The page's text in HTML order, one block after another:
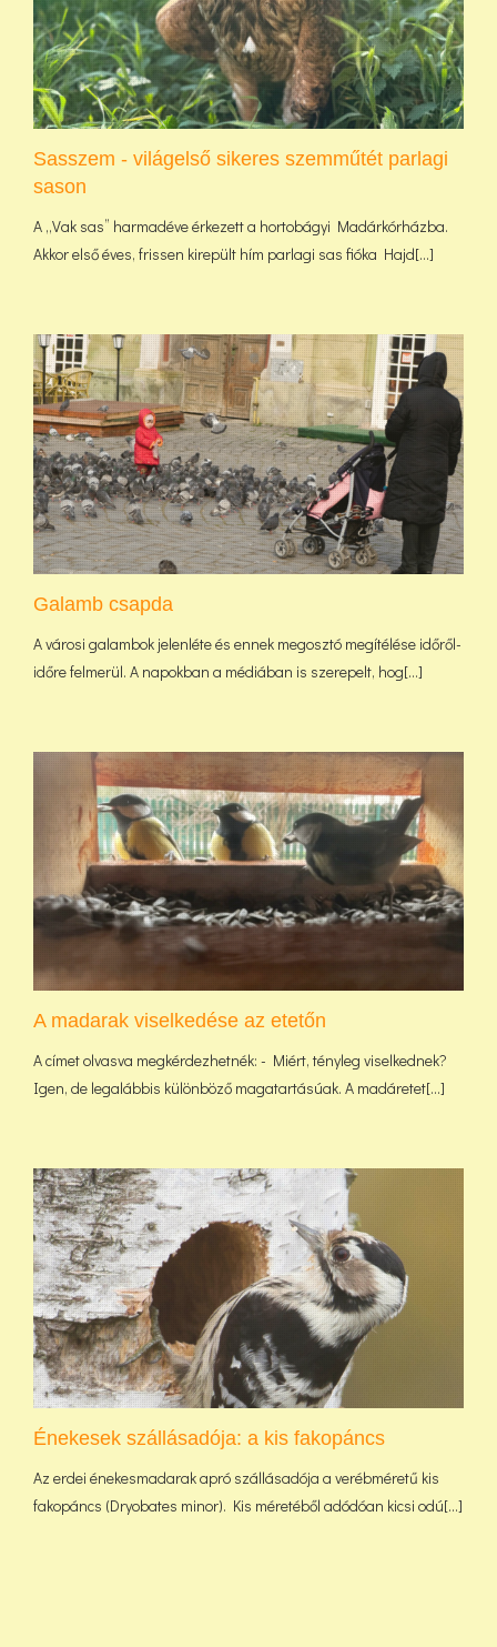
Sasszem - világelső sikeres szemműtét parlagi
sason
A „Vak sas” harmadéve érkezett a hortobágyi Madárkórházba.
Akkor első éves, frissen kirepült hím parlagi sas fióka Hajd[...]
Galamb csapda
A városi galambok jelenléte és ennek megosztó megítélése időről-
időre felmerül. A napokban a médiában is szerepelt, hog[...]
A madarak viselkedése az etetőn
A címet olvasva megkérdezhetnék: - Miért, tényleg viselkednek?
Igen, de legalábbis különböző magatartásúak. A madáretet[...]
Énekesek szállásadója: a kis fakopáncs
Az erdei énekesmadarak apró szállásadója a verébméretű kis
fakopáncs (Dryobates minor). Kis méretéből adódóan kicsi odú[...]